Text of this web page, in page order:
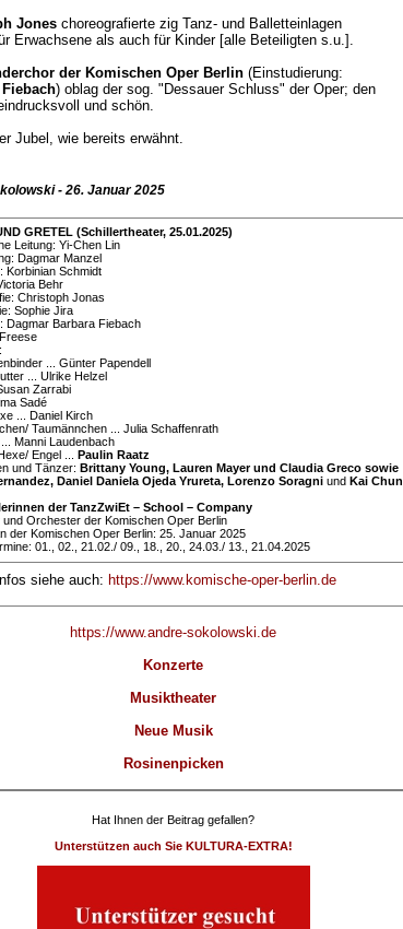
Joneschoreografierte zig Tanz- und Balletteinlagen
Erwachsene als auch für Kinder [alle Beteiligten s.u.].
der Komischen Oper Berlin(Einstudierung:
) oblag der sog. "Dessauer Schluss" der Oper; den
und schön.
Jubel, wie bereits erwähnt.
- 26. Januar 2025
GRETEL (Schillertheater, 25.01.2025)
Leitung: Yi-Chen Lin
Dag­mar Man­zel
Kor­bin­ian Schmidt
Behr
Chris­toph Jo­nas
Sophie Jira
Dag­mar Bar­ba­ra Fie­bach
... Gün­ter Pa­pen­dell
... Ulrike Helzel
Zar­ra­bi
Sa­dé
... Daniel Kirch
Taumännchen ... Ju­lia Schaf­fen­rath
Man­ni Lau­den­bach
Engel ...
Pau­lin Raatz
und Tänzer: Brit­tany Young, Lau­ren Ma­yer und Clau­dia Gre­co sowie
Da­niel­ Da­nie­la Oje­da­ Yru­reta, Lorenzo Soragniund Kai Chun
der TanzZwiEt – School – Company
und Orchester der­ Ko­misch­en Oper Ber­lin
der Komischen Oper Berlin: 25. Januar 2025
01., 02., 21.02./ 09., 18., 20., 24.03./ 13., 21.04.2025
siehe auch: https://www.komische-oper-berlin.de
https://www.andre-sokolowski.de
Konzerte
Musiktheater
Neue Musik
Rosinenpicken
Hat Ihnen der Beitrag gefallen?
Unterstützen auch Sie KULTURA-EXTRA!